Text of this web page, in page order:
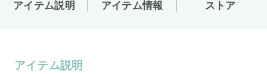
アイテム説明 アイテム情報 ストア
アイテム説明